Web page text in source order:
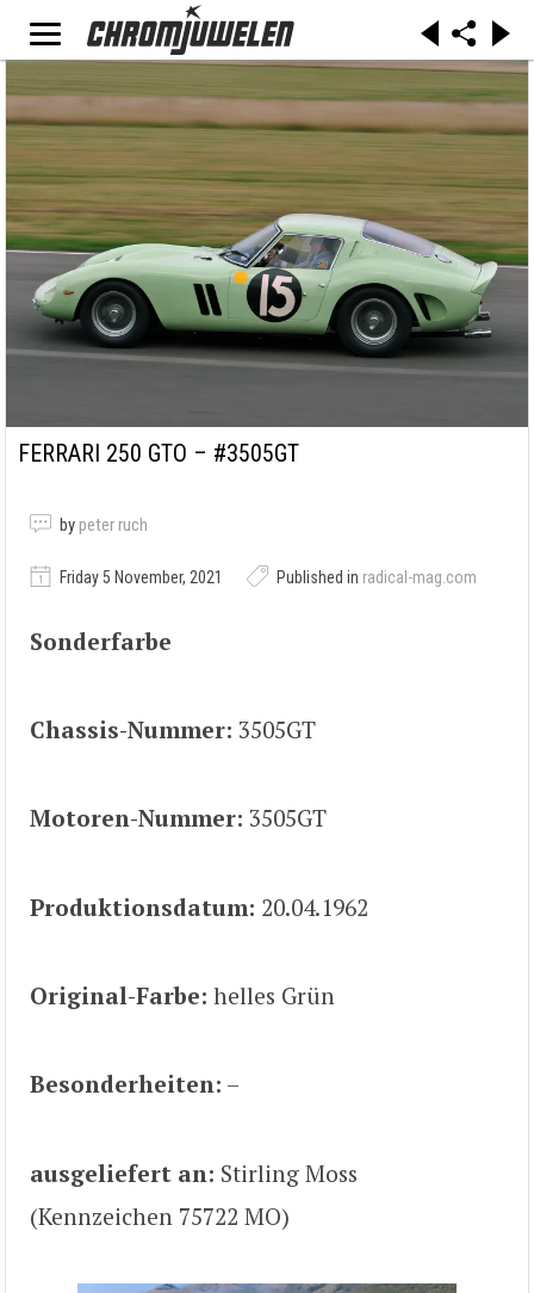
FERRARI 250 GTO – #3505GT
by peter ruch
Friday 5 November, 2021 Published in radical-mag.com
Sonderfarbe
Chassis-Nummer: 3505GT
Motoren-Nummer: 3505GT
Produktionsdatum: 20.04.1962
Original-Farbe: helles Grün
Besonderheiten: –
ausgeliefert an: Stirling Moss
(Kennzeichen 75722 MO)